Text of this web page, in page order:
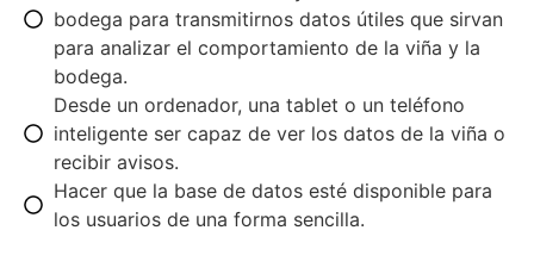
bodega para transmitirnos datos útiles que sirvan
para analizar el comportamiento de la viña y la
bodega.
Desde un ordenador, una tablet o un teléfono
inteligente ser capaz de ver los datos de la viña o
recibir avisos.
Hacer que la base de datos esté disponible para
los usuarios de una forma sencilla.